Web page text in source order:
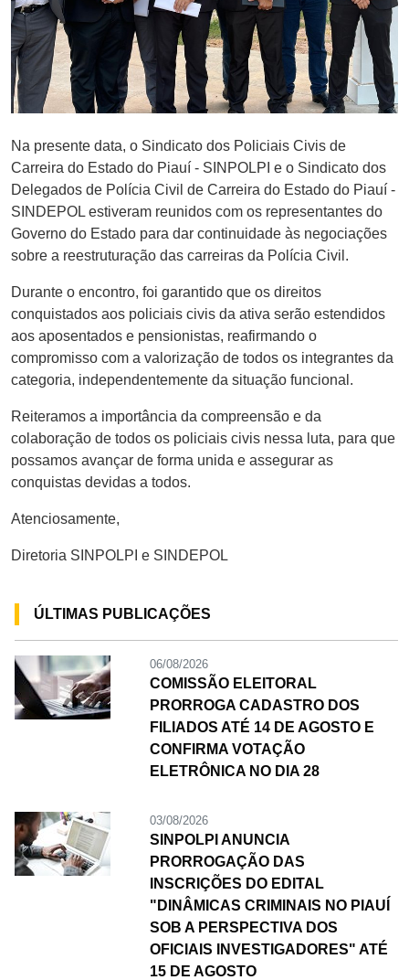
Na presente data, o Sindicato dos Policiais Civis de
Carreira do Estado do Piauí - SINPOLPI e o Sindicato dos
Delegados de Polícia Civil de Carreira do Estado do Piauí -
SINDEPOL estiveram reunidos com os representantes do
Governo do Estado para dar continuidade às negociações
sobre a reestruturação das carreiras da Polícia Civil.
Durante o encontro, foi garantido que os direitos
conquistados aos policiais civis da ativa serão estendidos
aos aposentados e pensionistas, reafirmando o
compromisso com a valorização de todos os integrantes da
categoria, independentemente da situação funcional.
Reiteramos a importância da compreensão e da
colaboração de todos os policiais civis nessa luta, para que
possamos avançar de forma unida e assegurar as
conquistas devidas a todos.
Atenciosamente,
Diretoria SINPOLPI e SINDEPOL
ÚLTIMAS PUBLICAÇÕES
06/08/2026
COMISSÃO ELEITORAL
PRORROGA CADASTRO DOS
FILIADOS ATÉ 14 DE AGOSTO E
CONFIRMA VOTAÇÃO
ELETRÔNICA NO DIA 28
03/08/2026
SINPOLPI ANUNCIA
PRORROGAÇÃO DAS
INSCRIÇÕES DO EDITAL
"DINÂMICAS CRIMINAIS NO PIAUÍ
SOB A PERSPECTIVA DOS
OFICIAIS INVESTIGADORES" ATÉ
15 DE AGOSTO